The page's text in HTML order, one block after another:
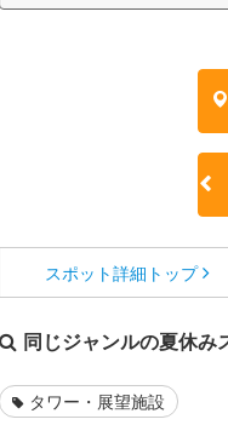
スポット詳細 トップ
同じジャンルの夏休み
タワー・展望施設